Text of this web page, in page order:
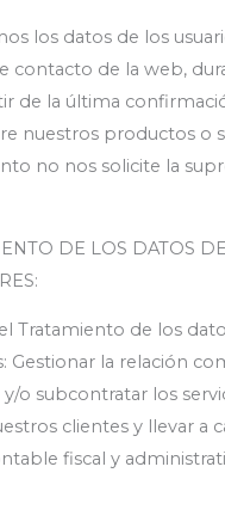
los datos de los
contacto de la web,
de la última
nuestros productos o
no nos solicite la
DE LOS DATOS
Tratamiento de los
Gestionar la relación
y/o subcontratar los
clientes y llevar a
fiscal y